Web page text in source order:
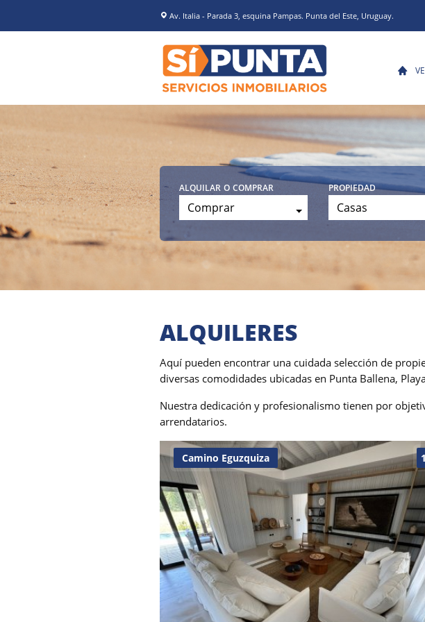
Av. Italia - Parada 3, esquina Pampas. Punta del Este, Uruguay.
alquilar o comprar
Comprar
propiedad
Casas
ALQUILERES
Aquí pueden encontrar una cuidada selección de
diversas comodidades ubicadas en Punta Ballena,
Nuestra dedicación y profesionalismo tienen por
arrendatarios.
Camino Eguzquiza